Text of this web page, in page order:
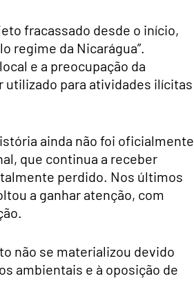
fracassado desde o início,
regime da Nicarágua”.
e a preocupação da
utilizado para atividades ilícitas
ainda não foi oficialmente
que continua a receber
perdido. Nos últimos
a ganhar atenção, com
não se materializou devido
ambientais e à oposição de